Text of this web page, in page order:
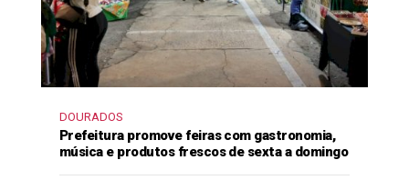
DOURADOS
Prefeitura promove feiras com gastronomia,
música e produtos frescos de sexta a domingo